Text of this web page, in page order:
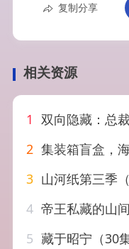
复制分享
相关资源
1 双向隐藏：总裁夫人她是顶
2 集装箱盲盒，海外开箱狂揽百亿宝藏
3 山河纸第三季
4 帝王私藏的山
5 藏于昭宁（30